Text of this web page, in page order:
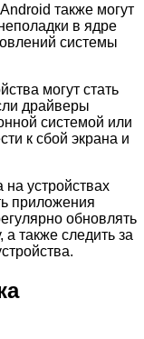
также могут
в ядре
системы
могут стать
драйверы
системой или
к сбой экрана и
устройствах
приложения
обновлять
также следить за